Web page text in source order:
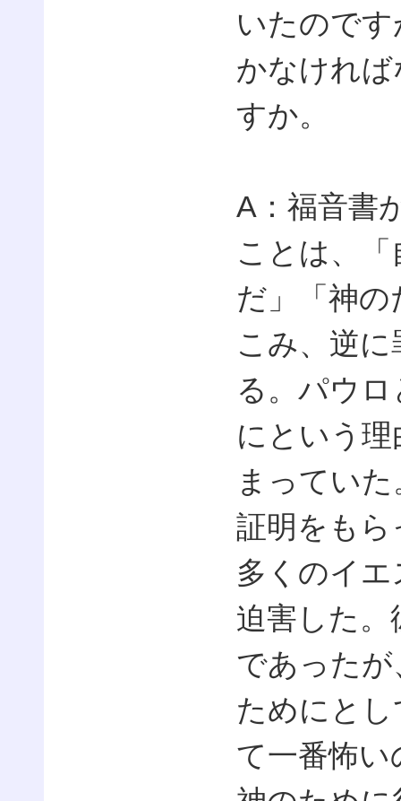
いたので
かなけれ
すか。
A：福音書
ことは、
だ」「神
こみ、逆
る。パウ
にという
まってい
証明をも
多くのイ
迫害した
であった
ためにと
て一番怖